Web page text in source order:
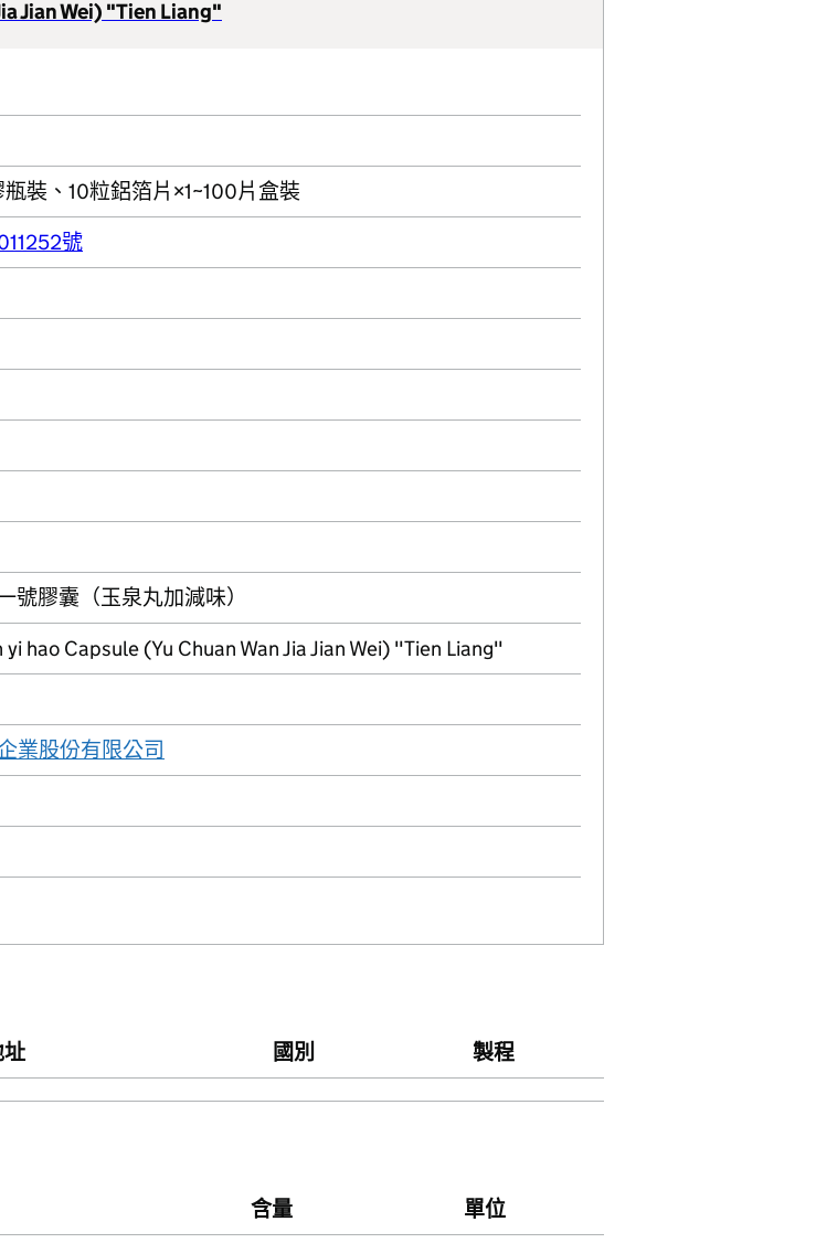
Jian Wei) "Tien Liang"
裝、10粒鋁箔片×1~100片盒裝
號
號膠囊（玉泉丸加減味）
yi hao Capsule (Yu Chuan Wan Jia Jian Wei) "Tien Liang"
業股份有限公司
國別 製程
含量
單位